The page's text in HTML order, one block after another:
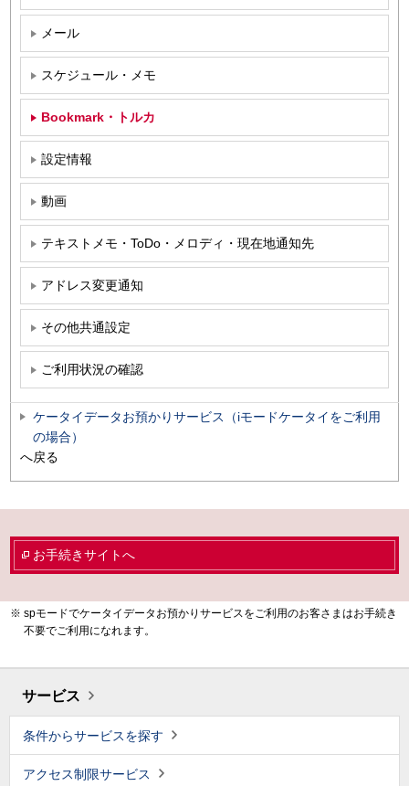
メール
スケジュール・メモ
Bookmark・トルカ
設定情報
動画
テキストメモ・ToDo・メロディ・現在地通知先
アドレス変更通知
その他共通設定
ご利用状況の確認
ケータイデータお預かりサービス（iモードケータイをご利用
の場合）
へ戻る
お手続きサイトへ
spモードでケータイデータお預かりサービスをご利用のお客さまはお手続き
不要でご利用になれます。
サービス
条件からサービスを探す
アクセス制限サービス